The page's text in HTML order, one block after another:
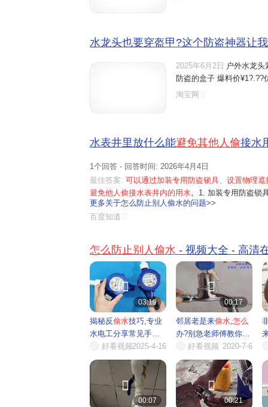
水龙头也要穿盔甲?这个防盗神器让
2025年6月2日 户外水龙
防盗的盒子 爆料价¥1?.??
淘宝网
水表井里放什么能避免其他人偷接水
1个回答 - 回答时间: 2026年4月4日
最佳答案: 可以通过加装专用防盗锁具、设置物理
避免他人偷接水表井内的用水 。1. 加装专用防盗锁
用的带锁水表井盖、带锁的水表箱门，只有持有对
理层面限制无关人员随意打开水表井。2. 设置...
更多关于怎么防止别人偷水的问题>>
百度知道
怎么防止别人偷水 - 视频大全 - 高清

03:19
揭秘反偷水技巧,专业
水电工分享常见手段
与防...好看视频2025-4-16

00:17
邻居老是来偷水,怎么
办?别急老师傅教你安
装个...好看视频 2020-7-6

00:07

00:21